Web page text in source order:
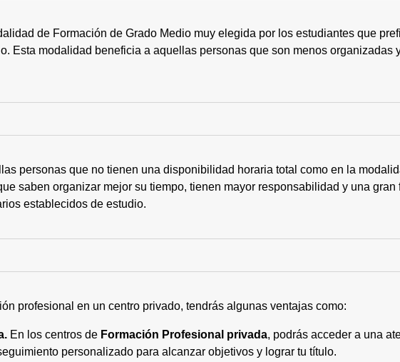
de Formación de Grado Medio muy elegida por los estudiantes que
Esta modalidad beneficia a aquellas personas que son menos organizadas
personas que no tienen una disponibilidad horaria total como en la
saben organizar mejor su tiempo, tienen mayor responsabilidad y una gran
establecidos de estudio.
profesional en un centro privado, tendrás algunas ventajas como:
En los centros de Formación Profesional privada, podrás acceder a una
personalizado para alcanzar objetivos y lograr tu título.